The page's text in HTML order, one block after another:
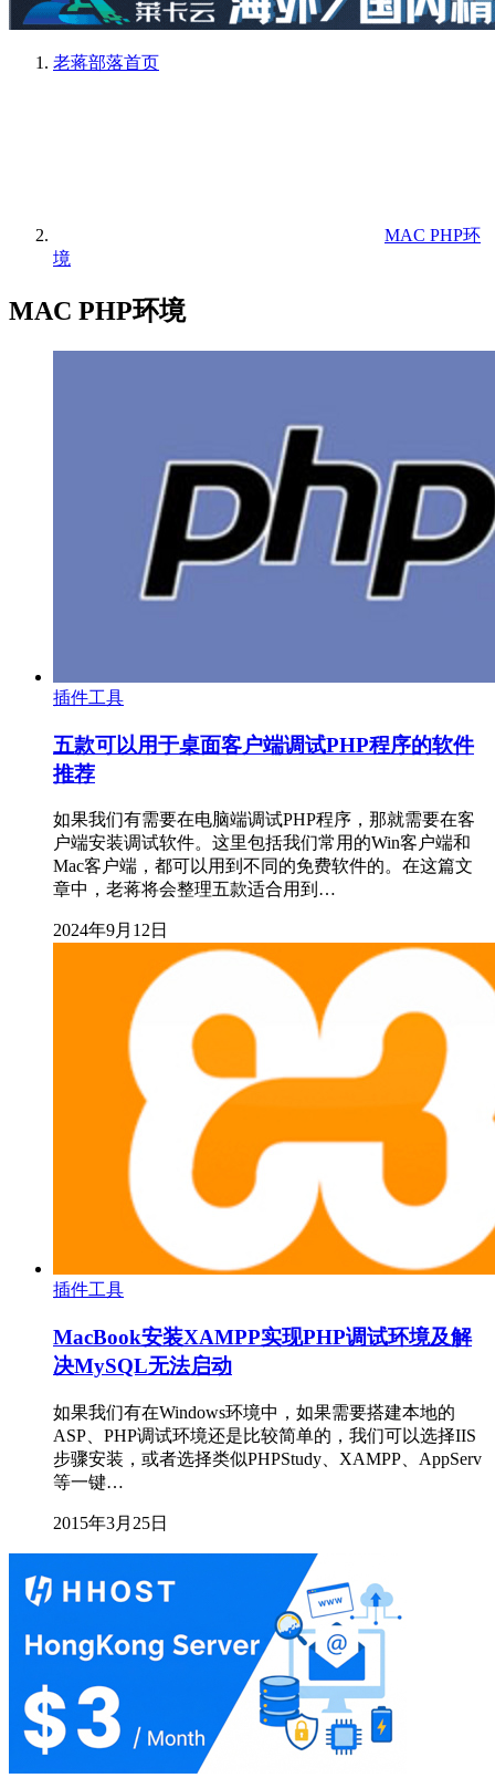
老蒋部落首页
MAC PHP环
境
MAC PHP环境
插件工具
五款可以用于桌面客户端调试PHP程序的软件
推荐
如果我们有需要在电脑端调试PHP程序，那就需要在客
户端安装调试软件。这里包括我们常用的Win客户端和
Mac客户端，都可以用到不同的免费软件的。在这篇文
章中，老蒋将会整理五款适合用到…
2024年9月12日
插件工具
MacBook安装XAMPP实现PHP调试环境及解
决MySQL无法启动
如果我们有在Windows环境中，如果需要搭建本地的
ASP、PHP调试环境还是比较简单的，我们可以选择IIS
步骤安装，或者选择类似PHPStudy、XAMPP、AppServ
等一键…
2015年3月25日